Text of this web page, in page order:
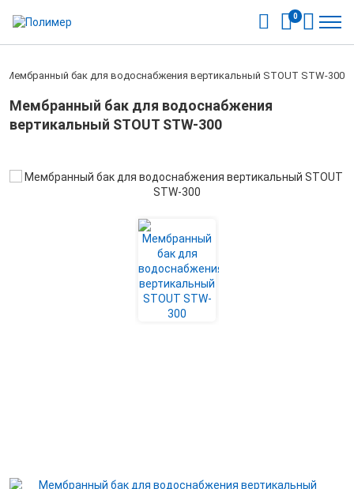
0
Мембранный бак для водоснабжения вертикальный STOUT STW-300
Мембранный бак для водоснабжения
вертикальный STOUT STW-300